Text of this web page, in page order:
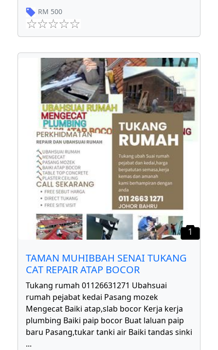
RM 500
1
TAMAN MUHIBBAH SENAI TUKANG
CAT REPAIR ATAP BOCOR
Tukang rumah 01126631271 Ubahsuai
rumah pejabat kedai Pasang mozek
Mengecat Baiki atap,slab bocor Kerja kerja
plumbing Baiki paip bocor Buat laluan paip
baru Pasang,tukar tanki air Baiki tandas sinki
...